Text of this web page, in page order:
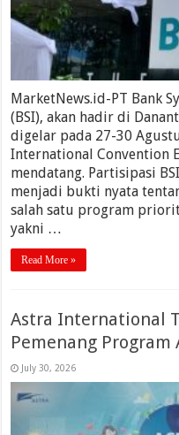
MarketNews.id-PT Bank
(BSI), akan hadir di
digelar pada 27-30
International Convention
mendatang. Partisipasi
menjadi bukti nyata
salah satu program
yakni …
Read More »
Astra International
Pemenang Program
July 30, 2026